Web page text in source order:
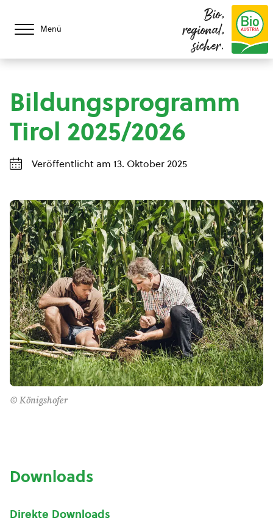
Menü
Bio,
regional,
sicher.
Bildungsprogramm
Tirol 2025/2026
Veröffentlicht am 13. Oktober 2025
© Königshofer
Downloads
Direkte Downloads